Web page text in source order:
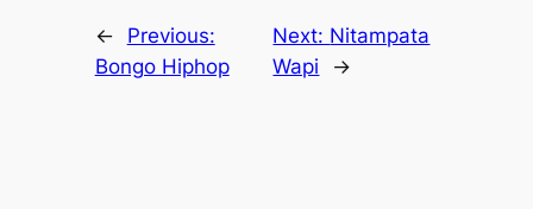
←
Previous:
Bongo Hiphop
Next: Nitampata
Wapi
→